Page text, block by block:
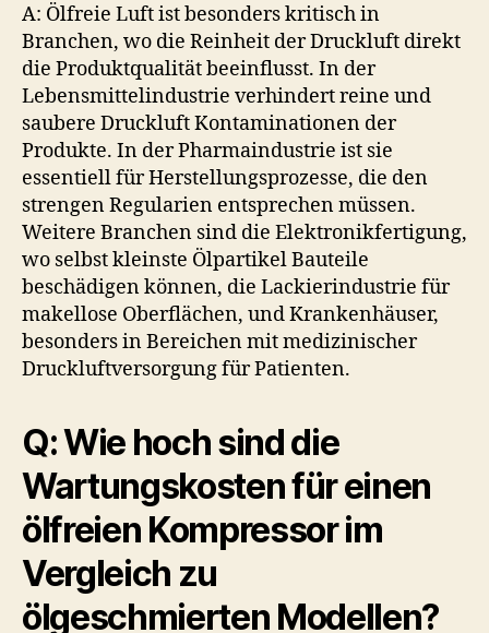
A: Ölfreie Luft ist besonders kritisch in
Branchen, wo die Reinheit der Druckluft direkt
die Produktqualität beeinflusst. In der
Lebensmittelindustrie verhindert reine und
saubere Druckluft Kontaminationen der
Produkte. In der Pharmaindustrie ist sie
essentiell für Herstellungsprozesse, die den
strengen Regularien entsprechen müssen.
Weitere Branchen sind die Elektronikfertigung,
wo selbst kleinste Ölpartikel Bauteile
beschädigen können, die Lackierindustrie für
makellose Oberflächen, und Krankenhäuser,
besonders in Bereichen mit medizinischer
Druckluftversorgung für Patienten.
Q: Wie hoch sind die
Wartungskosten für einen
ölfreien Kompressor im
Vergleich zu
ölgeschmierten Modellen?